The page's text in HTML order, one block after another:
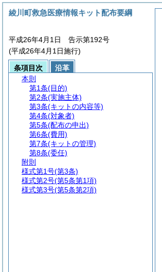
綾川町救急医療情報キット配布要綱
平成26年4月1日 告示第192号
(平成26年4月1日施行)
条項目次
沿革
本則
第1条(目的)
第2条(実施主体)
第3条(キットの内容等)
第4条(対象者)
第5条(配布の申出)
第6条(費用)
第7条(キットの管理)
第8条(委任)
附則
様式第1号(第3条)
様式第2号(第5条第1項)
様式第3号(第5条第2項)